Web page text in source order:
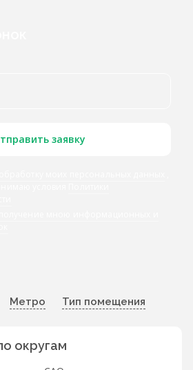
заявку
условия
Метро Тип помещения
округам